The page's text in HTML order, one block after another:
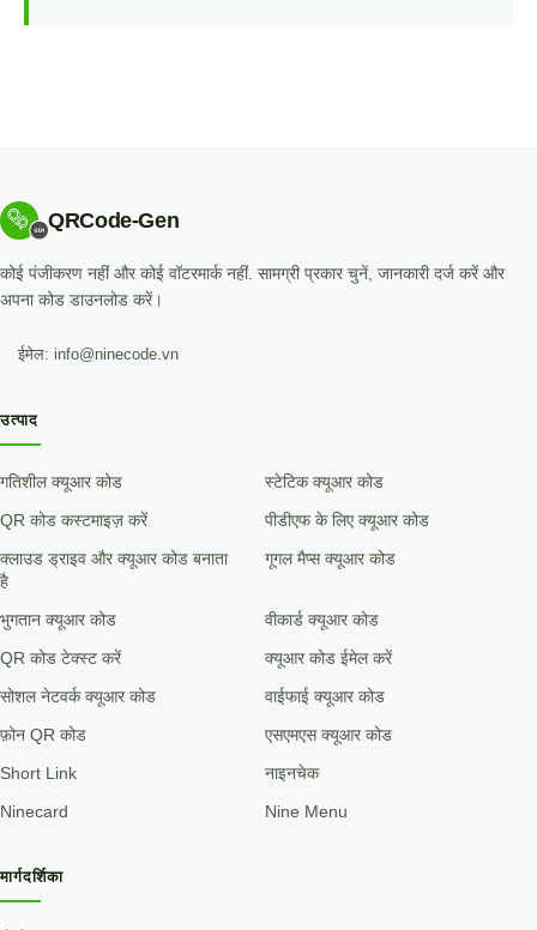
QRCode-Gen
कोई पंजीकरण नहीं और कोई वॉटरमार्क नहीं. सामग्री प्रकार चुनें, जानकारी दर्ज करें और
अपना कोड डाउनलोड करें।
ईमेल: info@ninecode.vn
उत्पाद
गतिशील क्यूआर कोड स्टेटिक क्यूआर कोड
QR कोड कस्टमाइज़ करें पीडीएफ के लिए क्यूआर कोड
क्लाउड ड्राइव और क्यूआर कोड बनाता
है
गूगल मैप्स क्यूआर कोड
भुगतान क्यूआर कोड वीकार्ड क्यूआर कोड
QR कोड टेक्स्ट करें क्यूआर कोड ईमेल करें
सोशल नेटवर्क क्यूआर कोड वाईफाई क्यूआर कोड
फ़ोन QR कोड एसएमएस क्यूआर कोड
Short Link नाइनचेक
Ninecard Nine Menu
मार्गदर्शिका